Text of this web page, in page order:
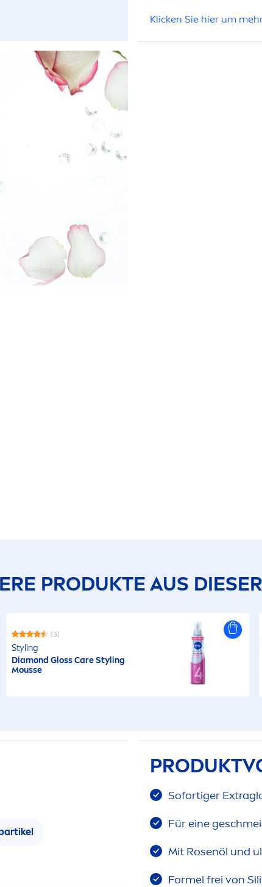
Klicken Sie hier um
PRODUKTE AUS
(3)
Styling
Diamond GlossCareStyling
Mousse
Sofortiger
Für eine
Mit Rosenöl und
Formel frei von